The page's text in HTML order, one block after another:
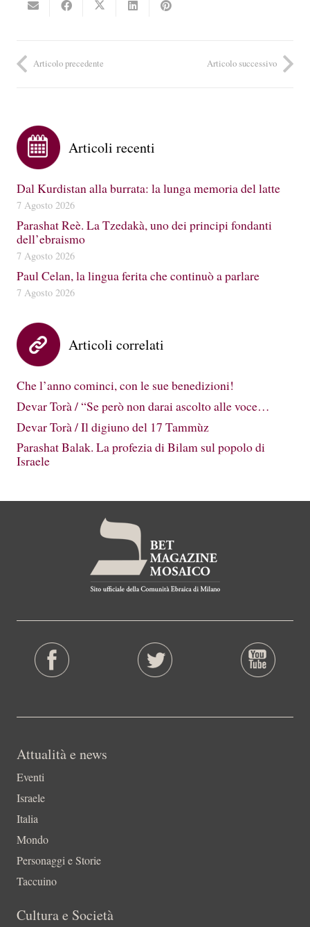
Articolo precedente Articolo successivo
Articoli recenti
Dal Kurdistan alla burrata: la lunga memoria del latte
7 Agosto 2026
Parashat Reè. La Tzedakà, uno dei principi fondanti
dell’ebraismo
7 Agosto 2026
Paul Celan, la lingua ferita che continuò a parlare
7 Agosto 2026
Articoli correlati
Che l’anno cominci, con le sue benedizioni!
Devar Torà / “Se però non darai ascolto alle voce…
Devar Torà / Il digiuno del 17 Tammùz
Parashat Balak. La profezia di Bilam sul popolo di
Israele
Attualità e news
Eventi
Israele
Italia
Mondo
Personaggi e Storie
Taccuino
Cultura e Società